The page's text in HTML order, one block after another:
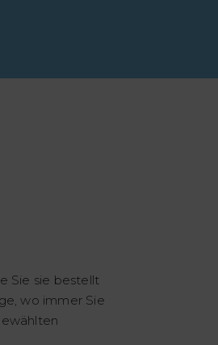
Sie sie bestellt
wo immer Sie